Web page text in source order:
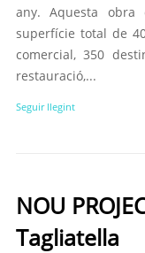
any. Aquesta
superfície total de
comercial, 350
restauració,...
Seguir llegint
NOU
Tagliatella